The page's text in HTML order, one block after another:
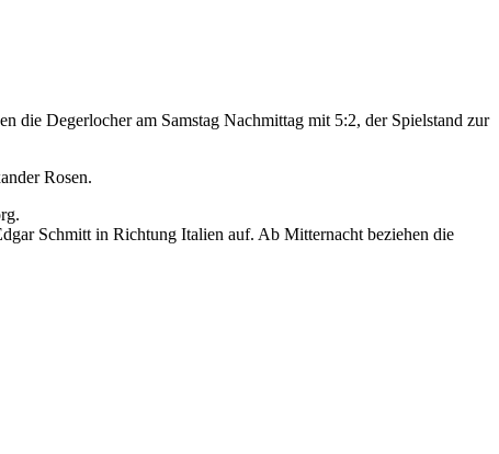
die Degerlocher am Samstag Nachmittag mit 5:2, der Spielstand zur
Rosen.
Schmitt in Richtung Italien auf. Ab Mitternacht beziehen die